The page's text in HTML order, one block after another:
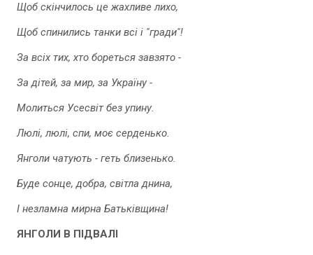
Щоб скінчилось це жахливе лихо,
Щоб спинились танки всі і ''гради''!
За всіх тих, хто бореться завзято -
За дітей, за мир, за Україну -
Молиться Усесвіт без упину.
Люлі, люлі, спи, моє серденько.
Янголи чатують - геть близенько.
Буде сонце, добра, світла днина,
І незламна мирна Батьківщина!
ЯНГОЛИ В ПІДВАЛІ